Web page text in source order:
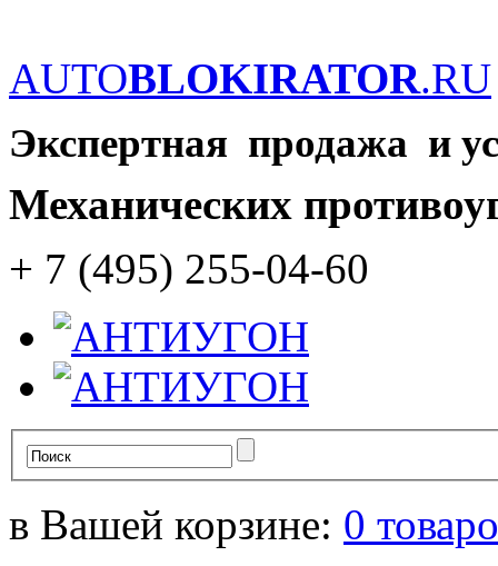
AUTOBLOKIRATOR.RU
Экспертная продажа и
Механических
+ 7 (495) 255-04-60
в Вашей корзине: 0